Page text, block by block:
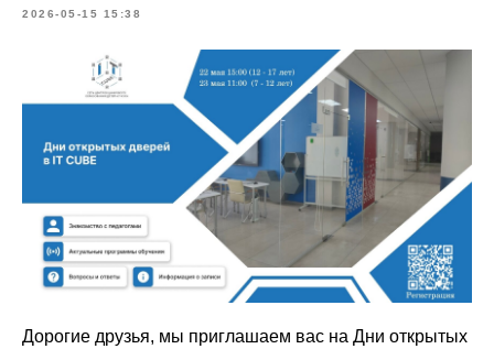
2026-05-15 15:38
Дорогие друзья, мы приглашаем вас на Дни открытых